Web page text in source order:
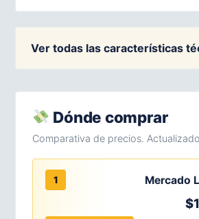
Ver todas las características
Dónde comprar
Comparativa de precios.
1 Mercado